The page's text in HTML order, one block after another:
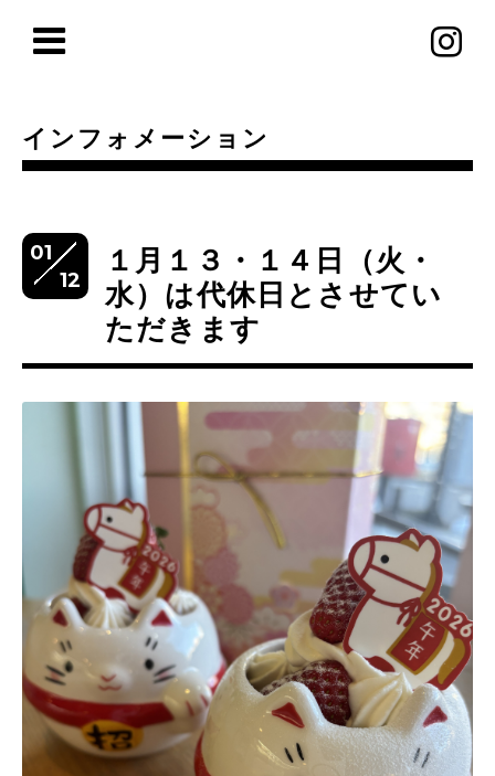
インフォメーション
01
12
１月１３・１４日（火・
水）は代休日とさせてい
ただきます